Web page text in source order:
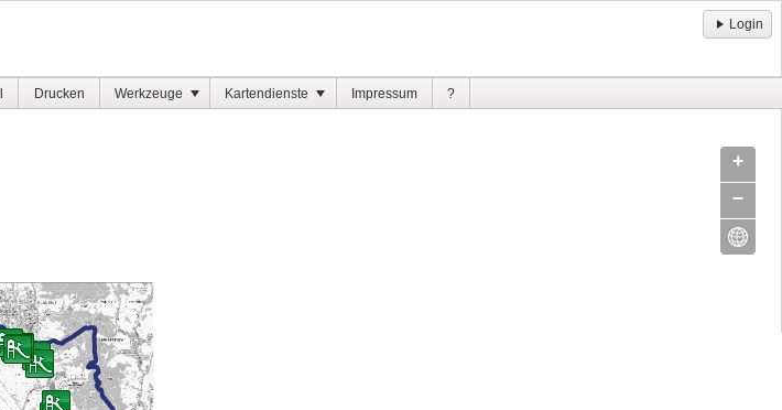
Login
+
–
Drucken Werkzeuge Kartendienste Impressum ?